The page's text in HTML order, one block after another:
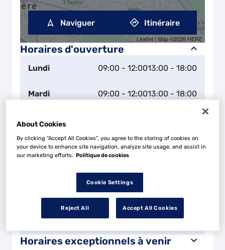
Horaires d'ouverture
Lundi 09:00 - 12:0013:00 - 18:00
Mardi 09:00 - 12:0013:00 - 18:00
Mercredi
Jeudi 09:00 - 12:0013:00 - 18:00
09:00 - 12:00
Samedi 09:00 - 12:0013:00 - 16:30
Dimanche Fermé
Horaires exceptionnels à venir
Leaflet | Map ©2026 HERE
Naviguer Itinéraire
About Cookies
By clicking “Accept All Cookies”, you agree to the storing of cookies on
your device to enhance site navigation, analyze site usage, and assist in
our marketing efforts. Politique de cookies
Cookie Settings
Reject All Accept All Cookies